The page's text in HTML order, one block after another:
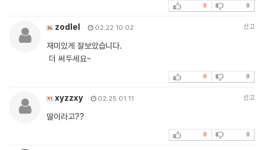
0 0
zodlel 02.22 10:02 신고
재미있게 잘보았습니다.
더 써두세요~
0 0
xyzzxy 02.25 01:11 신고
딸이라고??
0 0